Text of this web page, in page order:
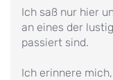
Ich saß nur hier
an eines der
passiert sind.
Ich erinnere